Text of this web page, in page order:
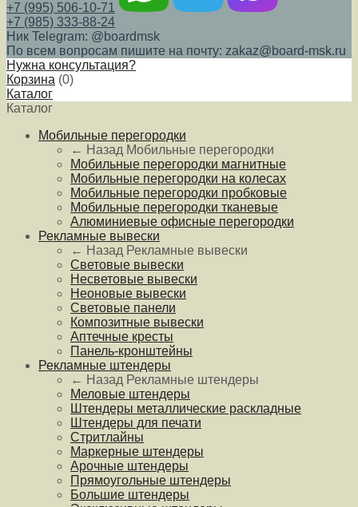
+7 (995) 506-10-71
+7 (985) 333-88-24
Ник Telegram: @boardmsk
По всем вопросам пишите на почту: zakaz@board-msk.ru
Нужна консультация?
Корзина (0)
Каталог
Каталог
Мобильные перегородки
← Назад Мобильные перегородки
Мобильные перегородки магнитные
Мобильные перегородки на колесах
Мобильные перегородки пробковые
Мобильные перегородки тканевые
Алюминиевые офисные перегородки
Рекламные вывески
← Назад Рекламные вывески
Световые вывески
Несветовые вывески
Неоновые вывески
Световые панели
Композитные вывески
Аптечные кресты
Панель-кронштейны
Рекламные штендеры
← Назад Рекламные штендеры
Меловые штендеры
Штендеры металлические раскладные
Штендеры для печати
Стритлайны
Маркерные штендеры
Арочные штендеры
Прямоугольные штендеры
Большие штендеры